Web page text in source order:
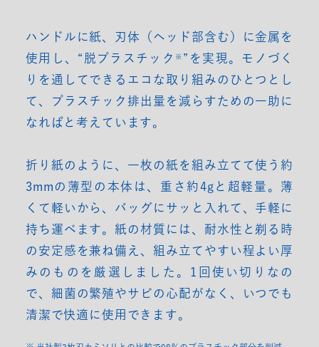
ハンドルに紙、刃体（ヘッド部含む）に金属を
使用し、“脱プラスチック ※ ”を実現。モノづく
りを通してできるエコな取り組みのひとつとし
て、プラスチック排出量を減らすための一助に
なればと考えています。
折り紙のように、一枚の紙を組み立てて使う約
3mmの薄型の本体は、重さ約4gと超軽量。薄
くて軽いから、バッグにサッと入れて、手軽に
持ち運べます。紙の材質には、耐水性と剃る時
の安定感を兼ね備え、組み立てやすい程よい厚
みのものを厳選しました。1回使い切りなの
で、細菌の繁殖やサビの心配がなく、いつでも
清潔で快適に使用できます。